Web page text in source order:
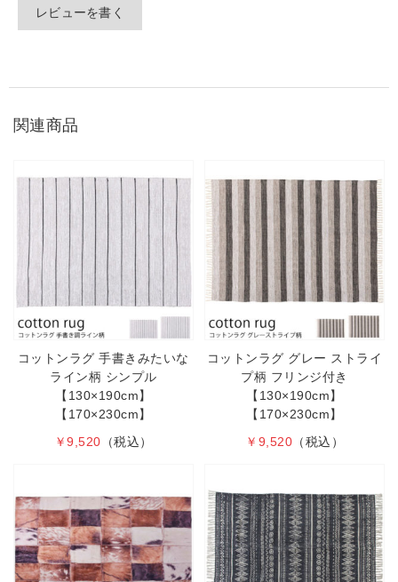
レビューを書く
関連商品
コットンラグ 手書きみたいな
ライン柄 シンプル
【130×190cm】
【170×230cm】
￥9,520 （税込）
コットンラグ グレー ストライ
プ柄 フリンジ付き
【130×190cm】
【170×230cm】
￥9,520 （税込）